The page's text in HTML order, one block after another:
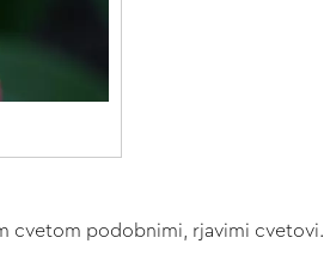
cvetom podobnimi, rjavimi cvetovi.